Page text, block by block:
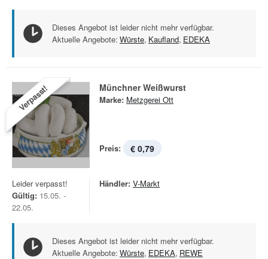
Dieses Angebot ist leider nicht mehr verfügbar.
Aktuelle Angebote: Würste, Kaufland, EDEKA
Verpasst! Münchner Weißwurst
Marke: Metzgerei Ott
Preis: € 0,79
Leider verpasst!
Gültig: 15.05. -
22.05.
Händler: V-Markt
Dieses Angebot ist leider nicht mehr verfügbar.
Aktuelle Angebote: Würste, EDEKA, REWE